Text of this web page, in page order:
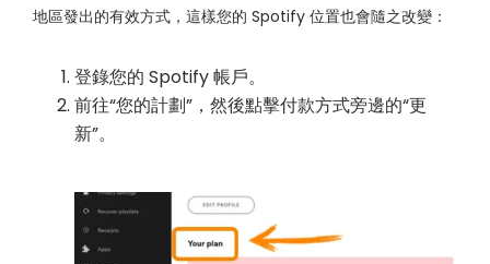
地區發出的有效方式，這樣您的 Spotify 位置也會隨之改變：
登錄您的 Spotify 帳戶。
前往“您的計劃”，然後點擊付款方式旁邊的“更
新”。